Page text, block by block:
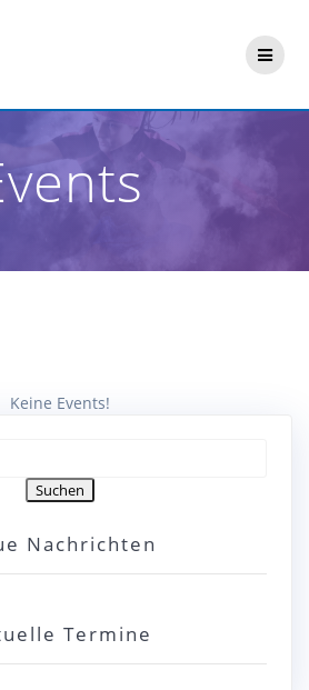
Keine Events!
Suchen
Nachrichten
Termine